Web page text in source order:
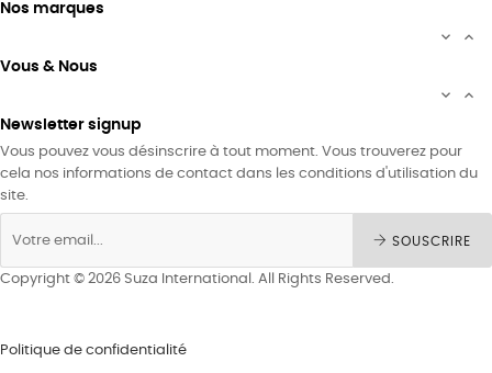
Nos marques
 
Vous & Nous
 
Newsletter signup
Vous pouvez vous désinscrire à tout moment. Vous trouverez pour
cela nos informations de contact dans les conditions d'utilisation du
site.
SOUSCRIRE
Copyright © 2026 Suza International. All Rights Reserved.
Politique de confidentialité